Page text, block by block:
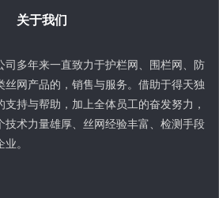
关于我们
司多年来一直致力于护栏网、围栏网、防
丝网产品的，销售与服务。借助于得天独
持与帮助，加上全体员工的奋发努力，
技术力量雄厚、丝网经验丰富、检测手段
。